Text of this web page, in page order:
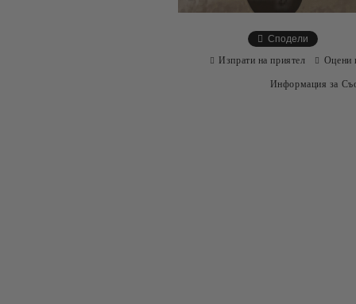
Сподели
Изпрати на приятел Оцени
Информация за